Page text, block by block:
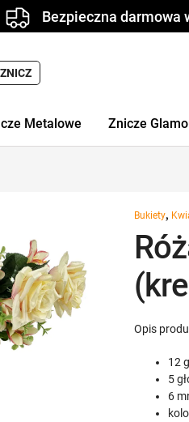
Bezpieczna darmowa
Metalowe Znicze
Bukiety,
Opis
12
5
6